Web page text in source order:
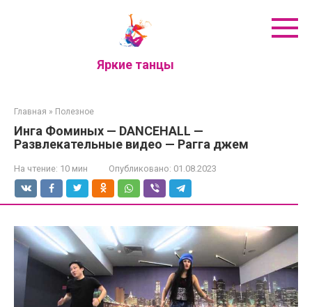
Яркие танцы
Главная » Полезное
Инга Фоминых — DANCEHALL —
Развлекательные видео — Рагга джем
На чтение: 10 мин Опубликовано: 01.08.2023